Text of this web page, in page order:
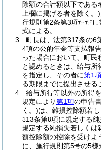
除額の合計額以下である
上欄に掲げる者を除く。)
行規則第2条第3項ただ
式による。
3
町長は、法第317条の6
4項の公的年金等支払報
った場合において、町民
と認めるときは、給与
を指定し、その者に第1項
る期限までに提出させる
4
給与所得等以外の所得
規定により第1項の申告
く。)は、雑損控除額若
313条第8項に規定する
規定する純損失若しくは
額控除額の控除を受けよ
に、施行規則第5号の5